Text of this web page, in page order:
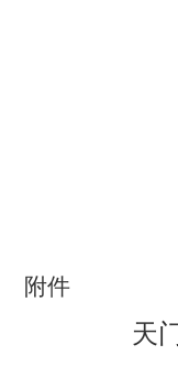
附件
天